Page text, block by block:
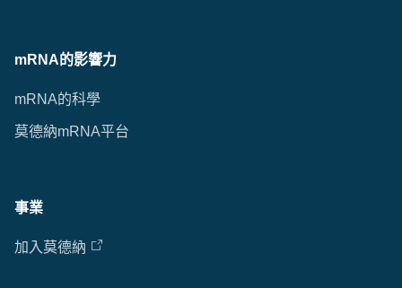
mRNA的影響力
mRNA的科學
莫德納mRNA平台
事業
加入莫德納